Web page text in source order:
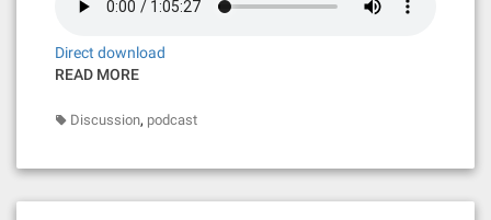
Direct download
READ MORE
Discussion, podcast